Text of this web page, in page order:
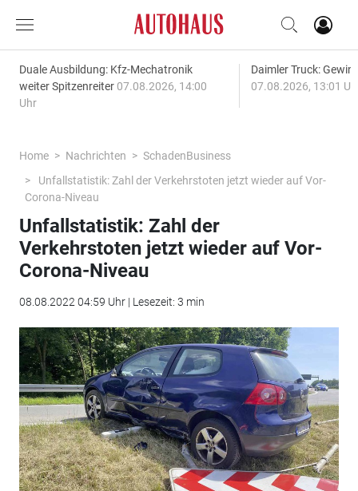
Duale Ausbildung: Kfz-Mechatronik
weiter Spitzenreiter 07.08.2026, 14:00
Uhr
Daimler Truck:
07.08.2026, 13:01
Home Nachrichten
SchadenBusiness
Unfallstatistik: Zahl der Verkehrstoten jetzt wieder auf Vor-
Corona-Niveau
Unfallstatistik: Zahl der
Verkehrstoten jetzt wieder auf Vor-
Corona-Niveau
08.08.2022 04:59 Uhr | Lesezeit: 3 min